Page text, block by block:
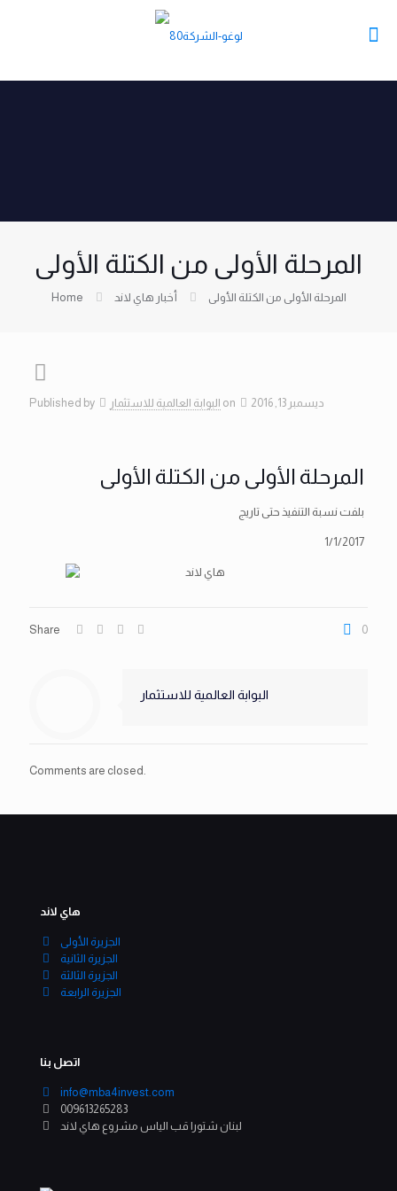
المرحلة الأولى من الكتلة الأولى
Home أخبار هاي لاند المرحلة الأولى من الكتلة الأولى
Published by البوابة العالمية للاستثمار on ديسمبر 13, 2016
المرحلة الأولى من الكتلة الأولى
بلفت نسبة التنفيذ حتى تاريج
1/1/2017
Share 0
البوابة العالمية للاستثمار
Comments are closed.
هاي لاند
الجزيرة الأولى
الجزيرة الثانية
الجزيرة الثالثة
الجزيرة الرابعة
اتصل بنا
info@mba4invest.com
009613265283
لبنان شتورا قب الياس مشروع هاي لاند